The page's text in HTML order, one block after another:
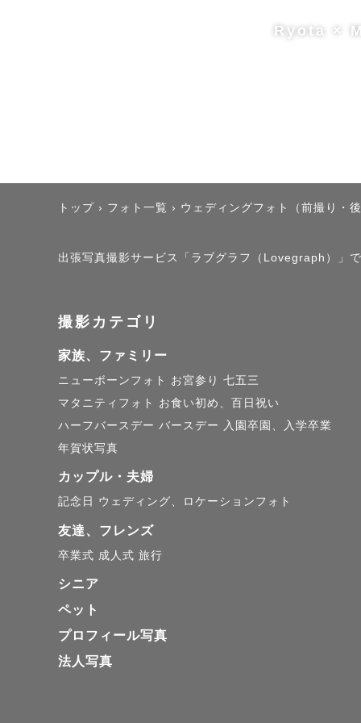
Ryota ×
トップ › フォト一覧 › ウェディングフォト（前撮り・
出張写真撮影サービス「ラブグラフ（Lovegraph）」
撮影カテゴリ
家族、ファミリー
ニューボーンフォト お宮参り 七五三
マタニティフォト
お食い初め、百日祝い
ハーフバースデー バースデー
入園卒園、入学卒業
年賀状写真
カップル・夫婦
記念日 ウェディング、ロケーションフォト
友達、フレンズ
卒業式 成人式 旅行
シニア
ペット
プロフィール写真
法人写真